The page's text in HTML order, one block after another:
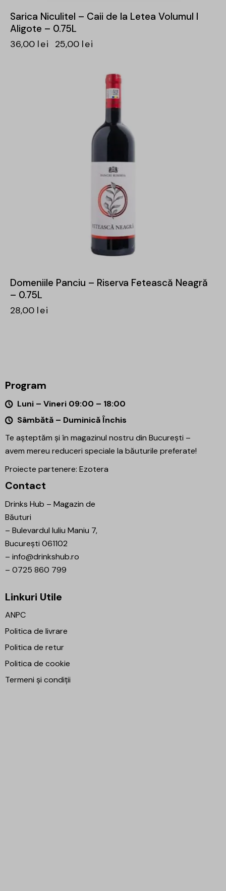
Sarica Niculitel – Caii de la Letea Volumul I
Aligote – 0.75L
36,00 lei 25,00 lei
Domeniile Panciu – Riserva Fetească Neagră
– 0.75L
28,00 lei
Program
Luni – Vineri 09:00 – 18:00
Sâmbătă – Duminică Închis
Te așteptăm și în magazinul nostru din București –
avem mereu reduceri speciale la băuturile preferate!
Proiecte partenere: Ezotera
Contact
Drinks Hub – Magazin de
Băuturi
– Bulevardul Iuliu Maniu 7,
București 061102
– info@drinkshub.ro
– 0725 860 799
Linkuri Utile
ANPC
Politica de livrare
Politica de retur
Politica de cookie
Termeni și condiții